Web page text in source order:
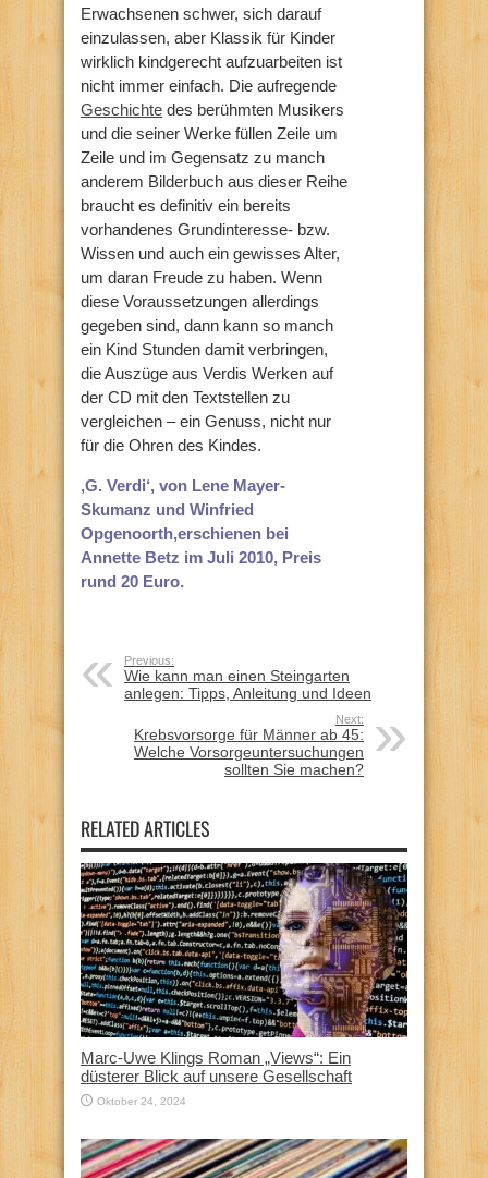
Erwachsenen schwer, sich darauf
einzulassen, aber Klassik für Kinder
wirklich kindgerecht aufzuarbeiten ist
nicht immer einfach. Die aufregende
Geschichte des berühmten Musikers
und die seiner Werke füllen Zeile um
Zeile und im Gegensatz zu manch
anderem Bilderbuch aus dieser Reihe
braucht es definitiv ein bereits
vorhandenes Grundinteresse- bzw.
Wissen und auch ein gewisses Alter,
um daran Freude zu haben. Wenn
diese Voraussetzungen allerdings
gegeben sind, dann kann so manch
ein Kind Stunden damit verbringen,
die Auszüge aus Verdis Werken auf
der CD mit den Textstellen zu
vergleichen – ein Genuss, nicht nur
für die Ohren des Kindes.
‚G. Verdi‘, von Lene Mayer-
Skumanz und Winfried
Opgenoorth,erschienen bei
Annette Betz im Juli 2010, Preis
rund 20 Euro.
Previous:
Wie kann man einen Steingarten
anlegen: Tipps, Anleitung und Ideen
Next:
Krebsvorsorge für Männer ab 45:
Welche Vorsorgeuntersuchungen
sollten Sie machen?
RELATED ARTICLES
Marc-Uwe Klings Roman „Views“: Ein
düsterer Blick auf unsere Gesellschaft
Oktober 24, 2024